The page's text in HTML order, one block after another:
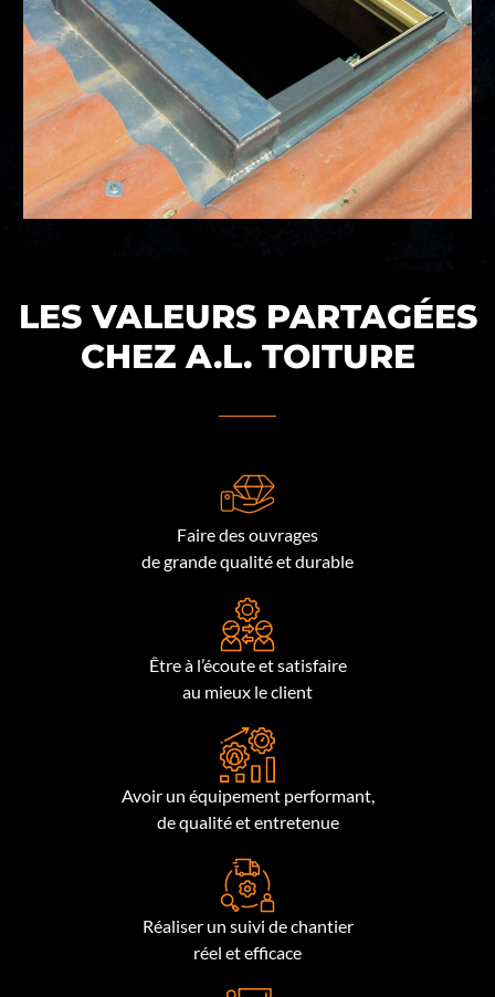
LES VALEURS PARTAGÉES
CHEZ A.L. TOITURE
Faire des ouvrages
de grande qualité et durable
Être à l’écoute et satisfaire
au mieux le client
Avoir un équipement performant,
de qualité et entretenue
Réaliser un suivi de chantier
réel et efficace